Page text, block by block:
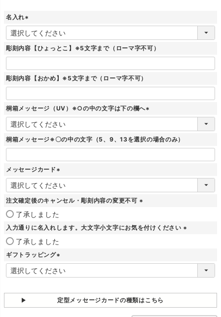
名入れ
(
必
須
彫刻内容【ひょっとこ】※5文字まで（ローマ字不可）
彫刻内容【おかめ】※5文字まで（ローマ字不可）
桐箱メッセージ（UV）※○の中の文字は下の欄へ
(
須
桐箱メッセージ※〇の中の文字（5、9、13を選択の場合のみ）
メッセージカード
(
必
須
注文確定後のキャンセル・彫刻内容の変更不可
須
了承しました
入力通りに名入れします。大文字小文字にお気を付けください
)
了承しました
ギフトラッピング
(
必
)
定型メッセージカードの種類はこちら